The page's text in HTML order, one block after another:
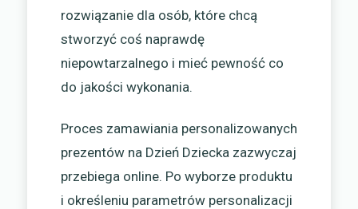
rozwiązanie dla osób, które chcą
stworzyć coś naprawdę
niepowtarzalnego i mieć pewność co
do jakości wykonania.
Proces zamawiania personalizowanych
prezentów na Dzień Dziecka zazwyczaj
przebiega online. Po wyborze produktu
i określeniu parametrów personalizacji